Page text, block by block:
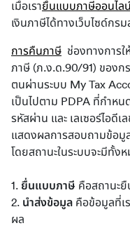
เมื่อเรายื่นแบบภาษีออนไลน์
เงินภาษีได้ทางเว็บไซด์กร
การคืนภาษี ช่องทางการ
ภาษี (ภ.ง.ด.90/91) ของก
ตนผ่านระบบ My Tax
เป็นไปตาม PDPA ที่กำหน
รหัสผ่าน และ เลเซอร์ไอดี
แสดงผลการสอบถามข้อมู
โดยสถานะในระบบจะมีทั้
1. ยื่นแบบภาษี คือสถานะยื
2. นำส่งข้อมูล คือข้อมูลที่เ
ผล